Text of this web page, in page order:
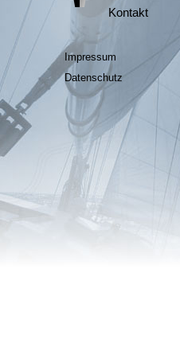
Kontakt
Impressum
Datenschutz